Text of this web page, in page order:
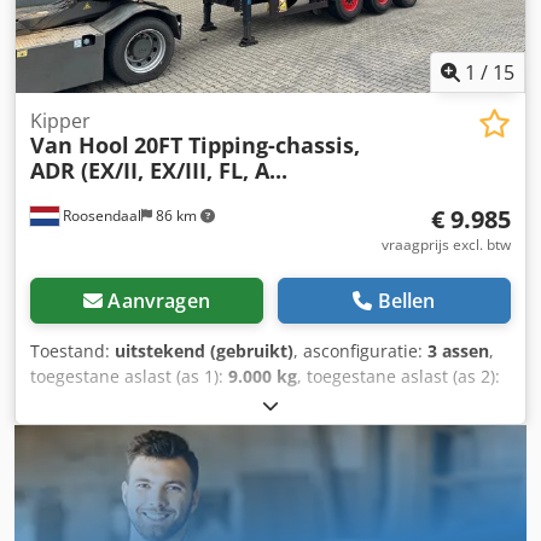
1 / 15
Roosendaal 86 km
Kipper
Van Hool 20FT Tipping-chassis,
ADR (EX/II, EX/III, FL, A...
€ 9.985
vraagprijs excl. btw
Aanvragen Bellen
Toestand: uitstekend (gebruikt), asconfiguratie: 3 assen,
toegestane aslast (as 1): 9.000 kg, toegestane aslast (as 2):
, toegestane aslast (as 3):
registratie:04/2005, totale lengte:9.060 mm, totale
2.520 mm, ophanging:
385/65 R22.5, wielbasis: 7.450 mm 2005,
Uitrusting:ABS, = Verdere opties en accessoires = - ADR -
EBS - Liftas - Luchtvering - Schijfremmen = Opmerkingen =